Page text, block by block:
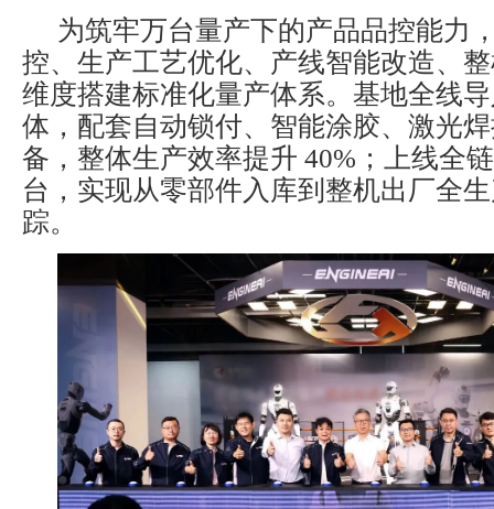
为筑牢万台量产下的产品品控能力
控、生产工艺优化、产线智能改造、
维度搭建标准化量产体系。基地全线
体，配套自动锁付、智能涂胶、激光
备，整体生产效率提升 40%；上线全
台，实现从零部件入库到整机出厂全
踪。